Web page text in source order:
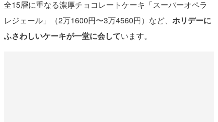
全15層に重なる濃厚チョコレートケーキ「スーパーオペラ
レジェール」（2万1600円〜3万4560円）など、 ホリデーに
ふさわしいケーキが一堂に会しています。